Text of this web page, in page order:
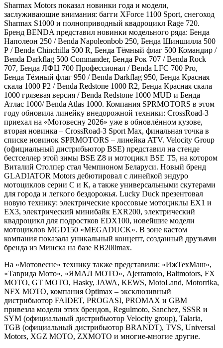
Sharmax Motors показал новинки года и модели,
заслуживающие внимания: багги XForce 1100 Sport, снегоход
Sharmax S1000 и полноприводный квадроцикл Rage 720.
Бренд BENDA представил новинки модельного ряда: Бенда
Наполеон 250 / Benda Napoleonbob 250, Бенда Шиншилла 500
Р / Benda Chinchilla 500 R, Бенда Тёмный флаг 500 Командир /
Benda Darkflag 500 Commander, Бенда Рок 707 / Benda Rock
707, Бенда ЛФЦ 700 Профессионал / Benda LFC 700 Pro,
Бенда Тёмный флаг 950 / Benda Darkflag 950, Бенда Красная
скала 1000 Р2 / Benda Redstone 1000 R2, Бенда Красная скала
1000 грязевая версия / Benda Redstone 1000 MUD и Бенда
Атлас 1000/ Benda Atlas 1000. Компания SPRMOTORS в этом
году обновила линейку внедорожной техники: CrossRoad‑3
приехал на «Мотовесну 2026» уже в обновлённом кузове,
вторая новинка – CrossRoad‑3 Sport Max, финальная точка в
списке новинок SPRMOTORS – линейка ATV. Velocity Group
(официальный дистрибьютор BSE) представил на стенде
бестселлер этой зимы BSE Z8 и мотоцикл BSE T5, на котором
Виталий Столпер стал Чемпионом Беларуси. Новый бренд
GLADIATOR Motors дебютировал с линейкой эндуро
мотоциклов серии С и К, а также универсальными скутерами
для города и легкого бездорожья. Lucky Duck презентовал
новую технику: электрические кроссовые мотоциклы EХ1 и
EХ3, электрический минибайк EXR200, электрический
квадроцикл для подростков EDX100, новейшие модели
мотоциклов MGD150 «MEGADUCK». В зоне кастом
компания показала уникальный концепт, созданный друзьями
бренда из Минска на базе RB200max.
На «Мотовесне» технику также представили: «ИжТехМаш»,
«Таврида Мото», «ЯМАЛ МОТО», Ajerramoto, Baltmotors, FX
MOTO, GT MOTO, Hasky, JAWA, KEWS, MotoLand, Motorrika,
NFX MOTO, компания Optimax – эксклюзивный
дистрибьютор FAIDET, PROGASI, PROMAX и GBM
привезла модели этих брендов, Regulmoto, Sanchez, SSSR и
SYM (официальный дистрибьютор Velocity group), Talaria,
TGB (официальный дистрибьютор BRANDT), TVS, Universal
Motors, XGZ MOTO, ZXMOTO и многие-многие другие.